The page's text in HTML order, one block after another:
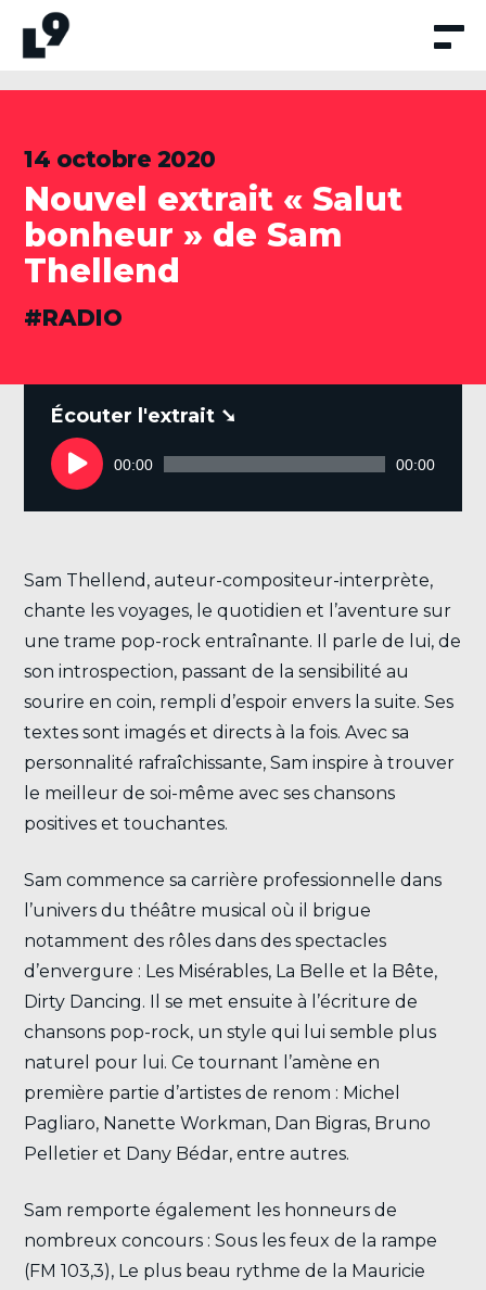
14 octobre 2020
Nouvel extrait « Salut
bonheur » de Sam
Thellend
RADIO
Lecteur
audio
00:00 00:00
Sam Thellend, auteur-compositeur-interprète,
chante les voyages, le quotidien et l’aventure sur
une trame pop-rock entraînante. Il parle de lui, de
son introspection, passant de la sensibilité au
sourire en coin, rempli d’espoir envers la suite. Ses
textes sont imagés et directs à la fois. Avec sa
personnalité rafraîchissante, Sam inspire à trouver
le meilleur de soi-même avec ses chansons
positives et touchantes.
Sam commence sa carrière professionnelle dans
l’univers du théâtre musical où il brigue
notamment des rôles dans des spectacles
d’envergure : Les Misérables, La Belle et la Bête,
Dirty Dancing. Il se met ensuite à l’écriture de
chansons pop-rock, un style qui lui semble plus
naturel pour lui. Ce tournant l’amène en
première partie d’artistes de renom : Michel
Pagliaro, Nanette Workman, Dan Bigras, Bruno
Pelletier et Dany Bédar, entre autres.
Sam remporte également les honneurs de
nombreux concours : Sous les feux de la rampe
(FM 103,3), Le plus beau rythme de la Mauricie